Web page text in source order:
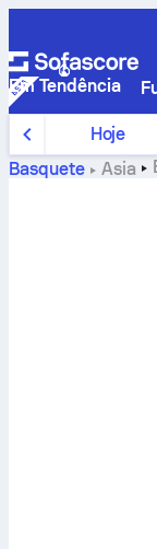
Em Tendência
Hoje
Basquete
Ásia